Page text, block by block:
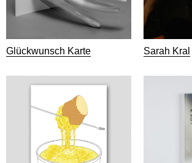
Glückwunsch Karte Sarah Kral